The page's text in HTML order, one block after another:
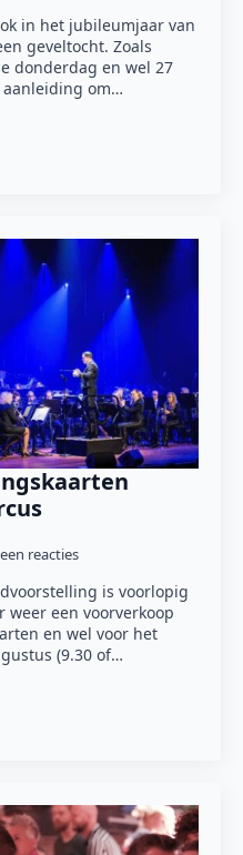
in het jubileumjaar van
geveltocht. Zoals
donderdag en wel 27
aanleiding om…
reacties
is voorlopig
weer een voorverkoop
en wel voor het
(9.30 of…